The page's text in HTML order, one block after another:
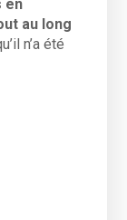
en
au long
n’a été